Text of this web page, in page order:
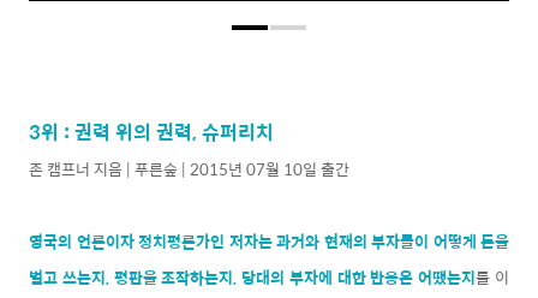
3위 : 권력 위의 권력, 슈퍼리치
존 캠프너 지음 | 푸른숲 | 2015년 07월 10일 출간
영국의 언론이자 정치평론가인 저자는 과거와 현재의 부자들이 어떻게 돈을
벌고 쓰는지, 평판을 조작하는지, 당대의 부자에 대한 반응은 어땠는지를 이